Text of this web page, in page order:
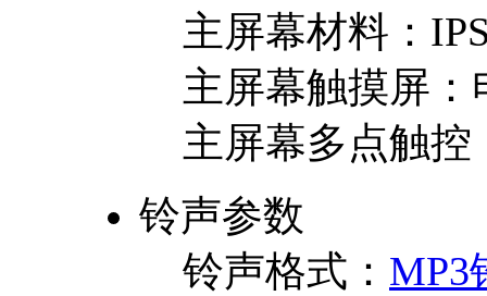
主屏幕材料：
主屏幕触摸屏：
主屏幕多点触控
铃声参数
铃声格式： MP3